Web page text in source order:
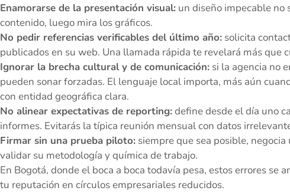
Enamorarse de la presentación visual: un diseño impecable no
contenido, luego mira los gráficos.
No pedir referencias verificables del último año: solicita
publicados en su web. Una llamada rápida te revelará más que
Ignorar la brecha cultural y de comunicación: si la agencia no
pueden sonar forzadas. El lenguaje local importa, más aún
con entidad geográfica clara.
No alinear expectativas de reporting:define desde el día uno
informes. Evitarás la típica reunión mensual con datos
Firmar sin una prueba piloto: siempre que sea posible,
validar su metodología y química de trabajo.
En Bogotá, donde el boca a boca todavía pesa, estos errores se
tu reputación en círculos empresariales reducidos.